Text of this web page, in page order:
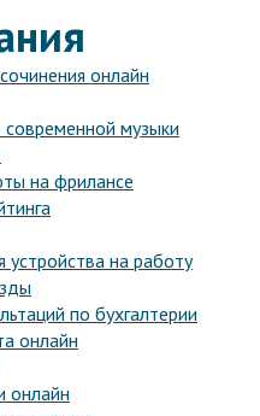
онлайн
музыки
на фрилансе
на работу
по бухгалтерии
онлайн
онлайн